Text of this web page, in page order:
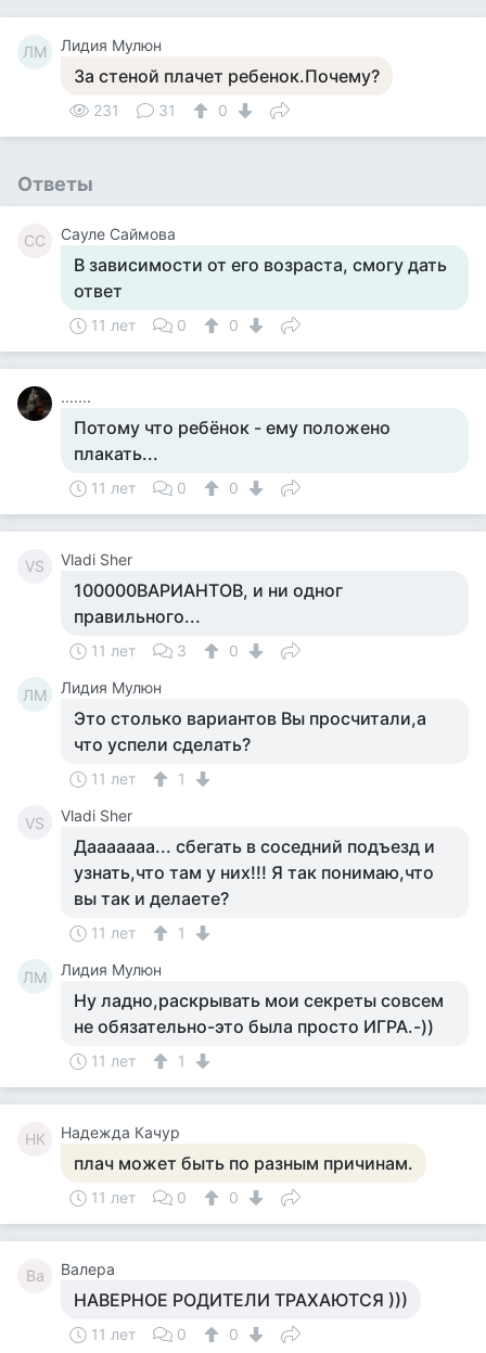
ЛМ Лидия Мулюн
За стеной плачет ребенок.Почему?
231 31 0
Ответы
СС Сауле Саймова
В зависимости от его возраста, смогу дать
ответ
11 лет 0 0
.......
Потому что ребёнок - ему положено
плакать...
11 лет 0 0
VS Vladi Sher
100000ВАРИАНТОВ, и ни одног
правильного...
11 лет 3 0
ЛМ Лидия Мулюн
Это столько вариантов Вы просчитали,а
что успели сделать?
11 лет 1
VS Vladi Sher
Дааааааа... сбегать в соседний подъезд и
узнать,что там у них!!! Я так понимаю,что
вы так и делаете?
11 лет 1
ЛМ Лидия Мулюн
Ну ладно,раскрывать мои секреты совсем
не обязательно-это была просто ИГРА.-))
11 лет 1
НК Надежда Качур
плач может быть по разным причинам.
11 лет 0 0
Ва Валера
НАВЕРНОЕ РОДИТЕЛИ ТРАХАЮТСЯ )))
11 лет 0 0